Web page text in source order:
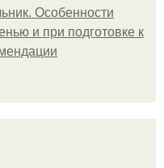
Особенности
и при подготовке к